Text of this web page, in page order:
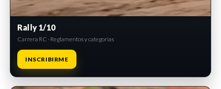
Rally 1/10
Carrera RC · Reglamentos y categorías
INSCRIBIRME